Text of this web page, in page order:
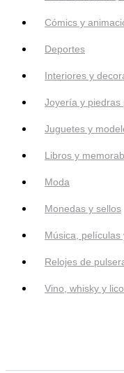
Cómics y
Deportes
Interiores y
Joyería y piedras
Juguetes y
Libros y
Moda
Monedas y sellos
Música, películas
Relojes de
Vino, whisky y